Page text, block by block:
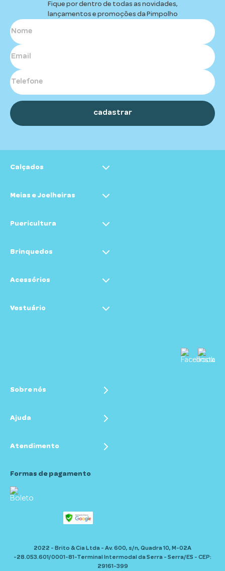
Fique por dentro de todas as novidades,
lançamentos e promoções da Pimpolho
cadastrar
Calçados
Meias e Joelheiras
Kit Meia
Puericultura
Brinquedos
Acessórios
Vestuário
Sobre nós
Políticas
Ajuda
Dúvidas frequentes
Privacidade e segurança
Atendimento
Seg a Sex das 7:30 às 17:00
(27) 2104-0555
Formas de pagamento
2022 - Brito & Cia Ltda - Av. 600, s/n, Quadra 10, M-02A
-28.053.601/0001-81-Terminal Intermodal da Serra - Serra/ES - CEP:
29161-399